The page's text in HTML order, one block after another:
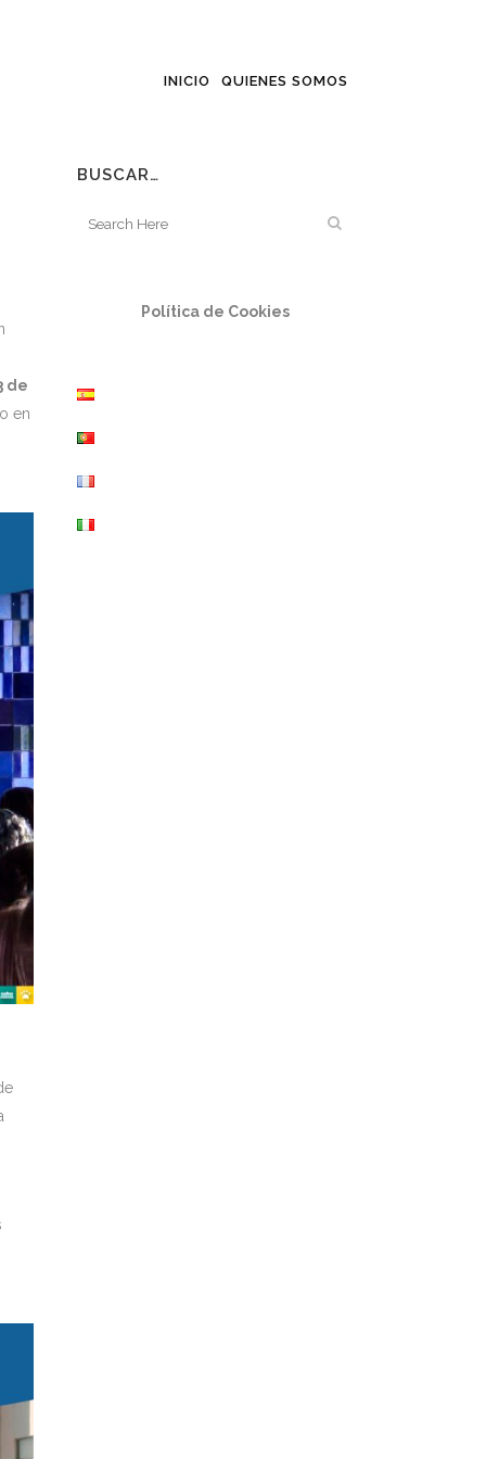
INICIO QUIENES SOMOS
de
en
BUSCAR…
Política de Cookies